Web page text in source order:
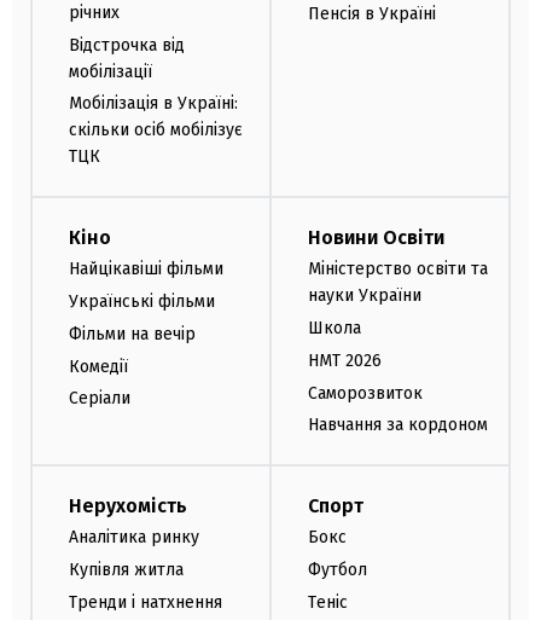
річних
Відстрочка від
мобілізації
Мобілізація в Україні:
скільки осіб мобілізує
ТЦК
Пенсія в Україні
Кіно
Найцікавіші фільми
Українські фільми
Фільми на вечір
Комедії
Серіали
Новини Освіти
Міністерство освіти та
науки України
Школа
НМТ 2026
Саморозвиток
Навчання за кордоном
Нерухомість
Аналітика ринку
Купівля житла
Тренди і натхнення
Спорт
Бокс
Футбол
Теніс